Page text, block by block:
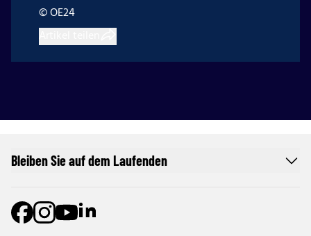
© OE24
Bleiben Sie auf dem Laufenden